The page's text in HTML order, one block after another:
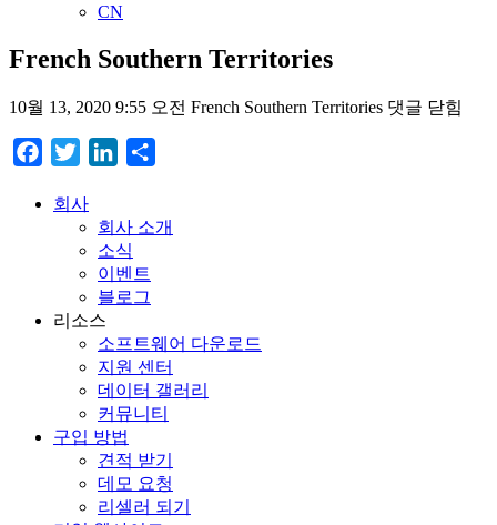
CN
French Southern Territories
10월 13, 2020 9:55 오전 French Southern Territories 댓글 닫힘
Facebook
Twitter LinkedIn
회사
회사 소개
소식
이벤트
블로그
리소스
소프트웨어 다운로드
지원 센터
데이터 갤러리
커뮤니티
구입 방법
견적 받기
데모 요청
리셀러 되기